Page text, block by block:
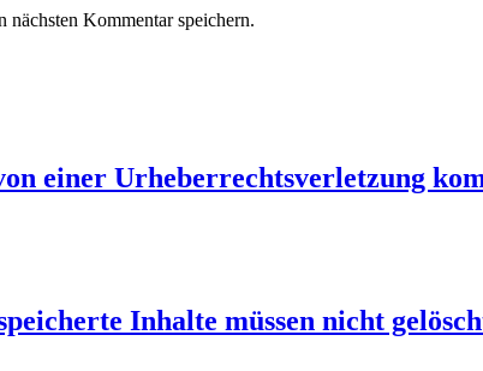
Kommentar speichern.
einer Urheberrechtsverletzung
Inhalte müssen nicht